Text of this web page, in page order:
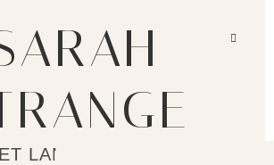
LANGSOMMERE LIV?